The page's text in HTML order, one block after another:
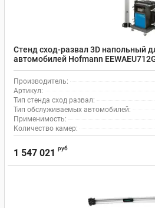
Стенд сход-развал 3D напольный
автомобилей Hofmann
Производитель:
Артикул:
Тип стенда сход развал:
Тип обслуживаемых автомобилей:
Применимость:
Количество камер:
1 547 021 руб